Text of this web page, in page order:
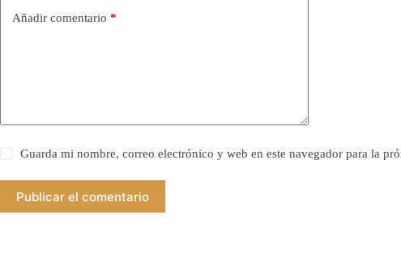
Añadir comentario *
Guarda mi nombre, correo electrónico y web en este navegador para la
Publicar el comentario